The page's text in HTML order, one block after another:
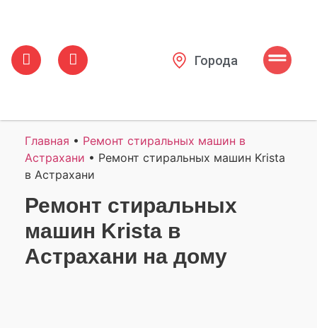
Города
Главная • Ремонт стиральных машин в
Астрахани • Ремонт стиральных машин Krista
в Астрахани
Ремонт стиральных
машин Krista в
Астрахани на дому